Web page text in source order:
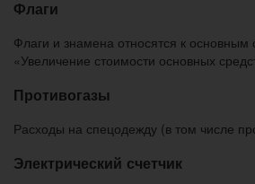
Флаги
Флаги и знамена относятся к
«Увеличение стоимости основных
Противогазы
Расходы на спецодежду (в том числе
Электрический счетчик